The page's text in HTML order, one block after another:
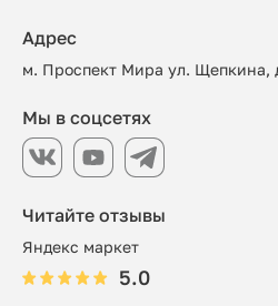
Читайте отзывы
Яндекс маркет
5.0
Адрес
м. Проспект Мира ул. Щепкина,
Мы в соцсетях